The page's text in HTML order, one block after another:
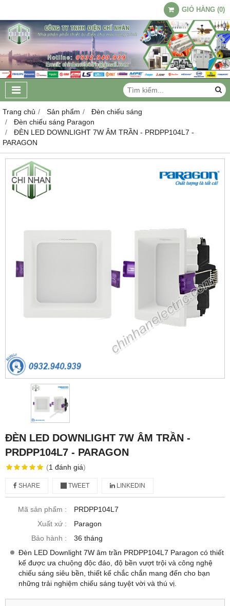
GIỎ HÀNG (0)
Trang chủ Sản phẩm
Đèn chiếu sáng
Đèn chiếu sáng Paragon
ĐÈN LED DOWNLIGHT 7W ÂM TRẦN - PRDPP104L7 -
PARAGON
ĐÈN LED DOWNLIGHT 7W ÂM TRẦN -
PRDPP104L7 - PARAGON
(1 đánh giá)
SHARE TWEET LINKEDIN
Mã sản phẩm :
PRDPP104L7
Xuất xứ :
Paragon
Bảo hành :
36 tháng
Đèn LED Downlight 7W âm trần PRDPP104L7 Paragon có thiết
kế được ưa chuộng độc đáo, độ bền vượt trội và công nghệ
chiếu sáng siêu bền, thiết kế chắc chắn mang đến cho bạn
những trải nghiệm chiếu sáng tuyệt vời và thú vị.